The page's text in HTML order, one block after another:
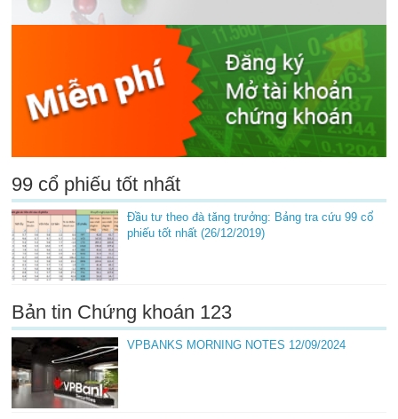
99 cổ phiếu tốt nhất
Đầu tư theo đà tăng trưởng: Bảng tra cứu 99 cổ
phiếu tốt nhất (26/12/2019)
Bản tin Chứng khoán 123
VPBANKS MORNING NOTES 12/09/2024